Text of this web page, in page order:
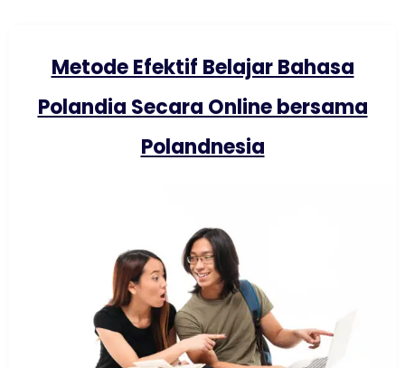
Metode Efektif Belajar Bahasa
Polandia Secara Online bersama
Polandnesia